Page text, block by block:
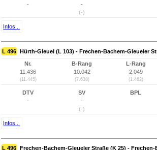
-
-
(-)
Infos...
L 496 Hürth-Gleuel (L 103) - Frechen-Bachem-Gleueler
Nr.
11.436
(11.445)
B-Rang
10.042
(7.638)
L-Rang
2.049
(1.462)
DTV
-
SV
-
(-)
BPL
Infos...
L 496 Frechen-Bachem-Gleueler Straße (K 25) -